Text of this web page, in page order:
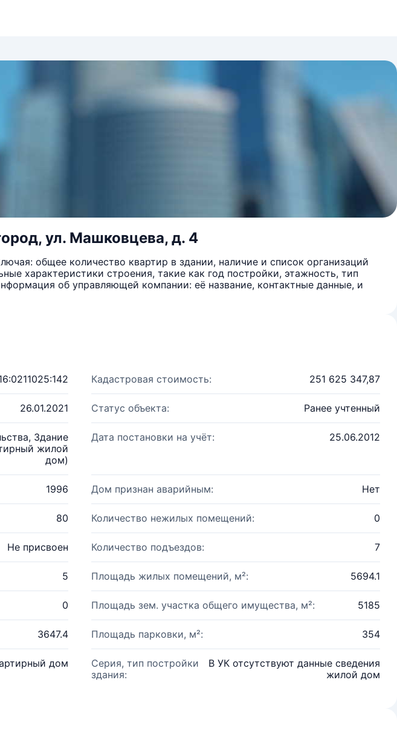
ул. Машковцева, д. 4
общее количество квартир в здании, наличие и список организаций
характеристики строения, такие как год постройки, этажность, тип
об управляющей компании: её название, контактные данные, и
Кадастровая стоимость: 251 625 347,87
26.01.2021 Статус объекта: Ранее учтенный
Здание
жилой
дом)
Дата постановки на учёт: 25.06.2012
1996 Дом признан аварийным: Нет
80 Количество нежилых помещений: 0
Не присвоен Количество подъездов: 7
5 Площадь жилых помещений, м²: 5694.1
0 Площадь зем. участка общего имущества, м²: 5185
3647.4 Площадь парковки, м²: 354
дом
Серия, тип постройки
здания:
В УК отсутствуют данные сведения
жилой дом